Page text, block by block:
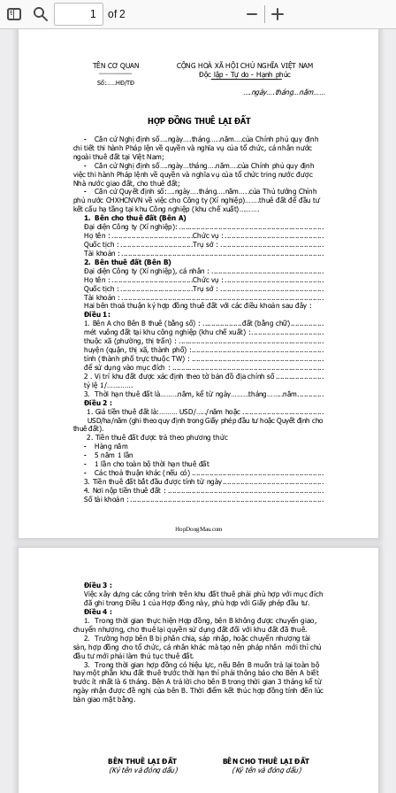
ToggleFind
of 2
Zoom
TÊN CƠ QUAN
Số:......HĐ/TĐ
CỘNG HOÀ XÃ HỘI CHỦ NGHĨA VIỆT NAM
Độc lập - Tự do - Hạnh phúc
....ngày....tháng...năm......
HỢP ĐỒNG THUÊ LẠI ĐẤT
-
  Căn
cứ Nghị định số....ngày....tháng.....năm....của Chính phủ quy định
chi tiết thi hành Pháp lện về quyền và nghĩa vụ của tổ chức, cá nhân nước
ngoài thuê đất tại Việt Nam;
-
  Căn
cứ Nghị định số....ngày...tháng....năm....của Chính phủ quy định
việc thi hành Pháp lệnh về quyền và nghĩa vụ của tổ chức tring nước được
Nhà nước giao đất, cho thuê đất;
-
  Căn
cứ Quyết định số:....ngày....tháng....năm.....của Thủ tướng Chính
phủ nước CHXHCNVN về việc cho Công ty (Xí nghiệp).......thuê đất để đầu tư
kết cấu hạ tầng tại khu Công nghiệp (khu chế xuất)..........
1.  Bên cho thuê đất (Bên A)
Đại diện Công ty (Xí nghiệp):
Họ tên : ..................................... Chức vụ : .............................................
Quốc tịch : ................................. Trụ sở : ...............................................
Tài khoản : ............................................................................................
2.  Bên thuê đất (Bên B)
Đại diện Công ty (Xí nghiệp), cá nhân : ...................................................
Họ tên : ..................................... Chức vụ : .............................................
Quốc tịch : ................................. Trụ sở : ...............................................
Tài khoản : ............................................................................................
Hai bên thoả thuận ký hợp đồng thuê đất với các điều khoản sau đây :
Điều 1:
1. Bên A cho Bên B thuê (bằng số) : .................. đất (bằng chữ)...............
mét vuông đất tại khu công nghiệp (khu chế xuất) :.................................
thuộc xã (phường, thị trấn) : ..................................................................
huyện (quận, thị xã, thành phố) :............................................................
tỉnh (thành phố trực thuộc TW) : ............................................................
để sử dụng vào mục đích : .....................................................................
2 . Vị trí khu đất được xác định theo tờ bản đồ địa chính số ......................
tỷ lệ 1/.............
3.
Thời hạn thuê đất là.........năm, kể từ ngày.........tháng........năm............
Điều 2 :
      1. Giá
tiền thuê đất là:......... USD/...../năm hoặc .....................................
       USD/ha/n
ăm (ghi theo quy định trong Giấy phép đầu tư hoặc Quyết định cho
thuê đất).
      2.
Tiền thuê đất được trả theo phương thức
-
    Hàng
năm
-
    5
năm 1 lần
-
    1
lần cho toàn bộ thời hạn thuê đất
-
    Các
thoả thuận khác (nếu có) ............................................................
3.
Tiền thuê đất bắt đầu được tính từ ngày..............................................
4.
Nơi nộp tiền thuê đất : .......................................................................
Số tài khoản : ........................................................................................
HopDongMau.com
Điều 3 :
Việc xây dựng các công trình trên khu đất thuê phải phù hợp với mục đích
đã ghi trong Điều 1 của Hợp đồng này, phù hợp với Giấy phép đầu tư.
Điều 4 :
1.  Trong thời gian thực hiện Hợp đồng, bên B không được chuyển giao,
chuyển nhượng, cho thuê lại quyền sử dụng đất đối với khu đất đã thuê.
2.
Trường hợp bên B bị phân chia, sáp nhập, hoặc chuyển nhượng tài
sản, hợp đồng cho tổ chức, cá nhân khác mà tạo nên pháp nhân mới thì chủ
đầu tư mới phải làm thủ tục thuê đất.
3.  Trong thời gian hợp đồng có hiệu lực, nếu Bên B muốn trả lại toàn bộ
hay một phần khu đất thuê trước thời hạn thì phải thông báo cho Bên A biết
trước ít nhất là 6 tháng. Bên A trả lời cho bên B trong thời gian 3 tháng kể từ
ngày nhận được đề nghị của bên B. Thời điểm kết thúc hợp đồng tính đến lúc
bàn giao mặt bằng.
BÊN THUÊ LẠI ĐẤT
(Ký tên và đóng dấu)
BÊN CHO THUÊ LẠI ĐẤT
(Ký tên và đóng dấu)